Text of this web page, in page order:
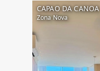
CAPAO DA CANOA
Zona Nova